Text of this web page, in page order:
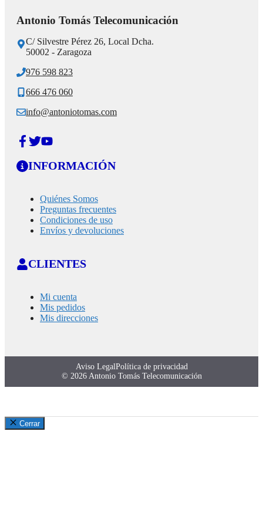
Antonio Tomás Telecomunicación
C/ Silvestre Pérez 26, Local Dcha.
50002 - Zaragoza
976 598 823
666 476 060
info@antoniotomas.com
INFORMACIÓN
Quiénes Somos
Preguntas frecuentes
Condiciones de uso
Envíos y devoluciones
CLIENTES
Mi cuenta
Mis pedidos
Mis direcciones
© 2026 Antonio Tomás Telecomunicación
Aviso LegalPolítica de privacidad
Cerrar